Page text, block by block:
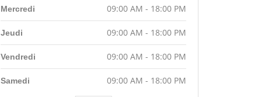
Mercredi 09:00 AM - 18:00 PM
Jeudi 09:00 AM - 18:00 PM
Vendredi 09:00 AM - 18:00 PM
Samedi 09:00 AM - 18:00 PM